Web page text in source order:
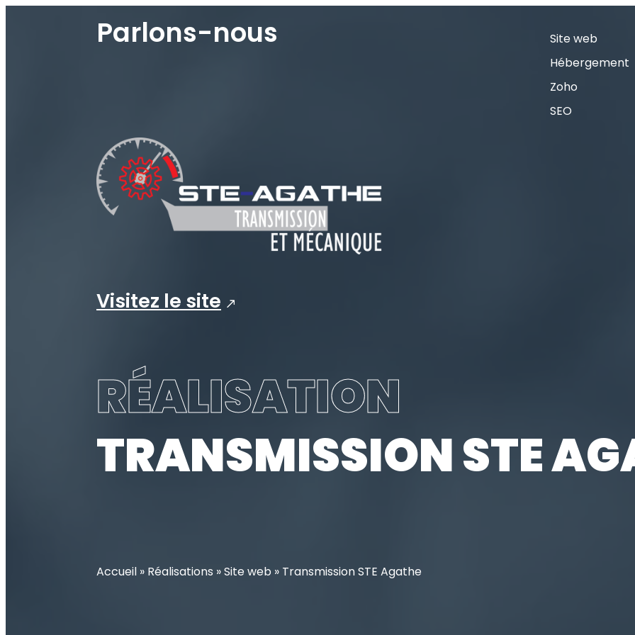
Parlons-nous
Visitez le site
Site web
Hébergement
Zoho
SEO
RÉALISATION
TRANSMISSION STE
Accueil » Réalisations »Site web » Transmission STE Agathe